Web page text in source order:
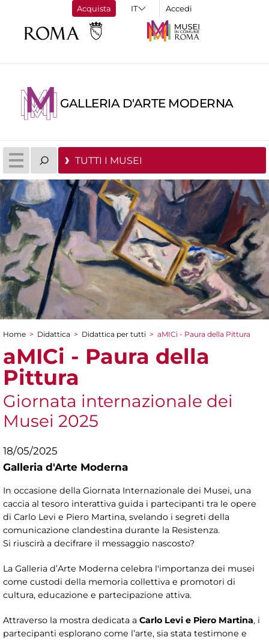
Acquista Accedi
GALLERIA D'ARTE MODERNA
TUTTI I MUSEI
Tu sei qui
Home > Didattica > Didattica per tutti > aMICi - Paura della Pittura
aMICi - Paura della
Pittura
Giornata internazionale dei
Musei 2025
18/05/2025
Galleria d'Arte Moderna
In occasione della Giornata Internazionale dei Musei, una
caccia al tesoro interattiva guida i partecipanti tra le opere
di Carlo Levi e Piero Martina, svelando i segreti della
comunicazione clandestina durante la Resistenza.
Si riuscirà a decifrare il messaggio nascosto?
La Galleria d’Arte Moderna celebra l'importanza dei musei
come custodi della memoria collettiva e promotori di
cultura, educazione e partecipazione attiva.
Attraverso la mostra dedicata a Carlo Levi e Piero Martina, i
partecipanti esplorano come l’arte, sia stata testimone e